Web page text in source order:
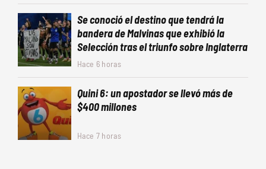
Se conoció el destino que tendrá la
bandera de Malvinas que exhibió la
Selección tras el triunfo sobre Inglaterra
Hace 6 horas
Quini 6: un apostador se llevó más de
$400 millones
Hace 7 horas